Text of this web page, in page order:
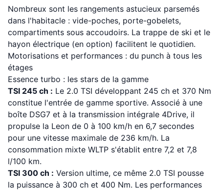
Nombreux sont les rangements astucieux parsemés
dans l'habitacle : vide-poches, porte-gobelets,
compartiments sous accoudoirs. La trappe de ski et le
hayon électrique (en option) facilitent le quotidien.
Motorisations et performances : du punch à tous les
étages
Essence turbo : les stars de la gamme
TSI 245 ch : Le 2.0 TSI développant 245 ch et 370 Nm
constitue l'entrée de gamme sportive. Associé à une
boîte DSG7 et à la transmission intégrale 4Drive, il
propulse la Leon de 0 à 100 km/h en 6,7 secondes
pour une vitesse maximale de 236 km/h. La
consommation mixte WLTP s'établit entre 7,2 et 7,8
l/100 km.
TSI 300 ch : Version ultime, ce même 2.0 TSI pousse
la puissance à 300 ch et 400 Nm. Les performances